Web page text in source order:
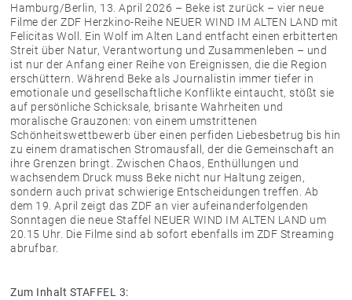
Hamburg/Berlin, 13. April 2026 – Beke ist zurück – vier neue
Filme der ZDF Herzkino-Reihe NEUER WIND IM ALTEN LAND mit
Felicitas Woll. Ein Wolf im Alten Land entfacht einen erbitterten
Streit über Natur, Verantwortung und Zusammenleben – und
ist nur der Anfang einer Reihe von Ereignissen, die die Region
erschüttern. Während Beke als Journalistin immer tiefer in
emotionale und gesellschaftliche Konflikte eintaucht, stößt sie
auf persönliche Schicksale, brisante Wahrheiten und
moralische Grauzonen: von einem umstrittenen
Schönheitswettbewerb über einen perfiden Liebesbetrug bis hin
zu einem dramatischen Stromausfall, der die Gemeinschaft an
ihre Grenzen bringt. Zwischen Chaos, Enthüllungen und
wachsendem Druck muss Beke nicht nur Haltung zeigen,
sondern auch privat schwierige Entscheidungen treffen. Ab
dem 19. April zeigt das ZDF an vier aufeinanderfolgenden
Sonntagen die neue Staffel NEUER WIND IM ALTEN LAND um
20.15 Uhr. Die Filme sind ab sofort ebenfalls im ZDF Streaming
abrufbar.
Zum Inhalt STAFFEL 3: